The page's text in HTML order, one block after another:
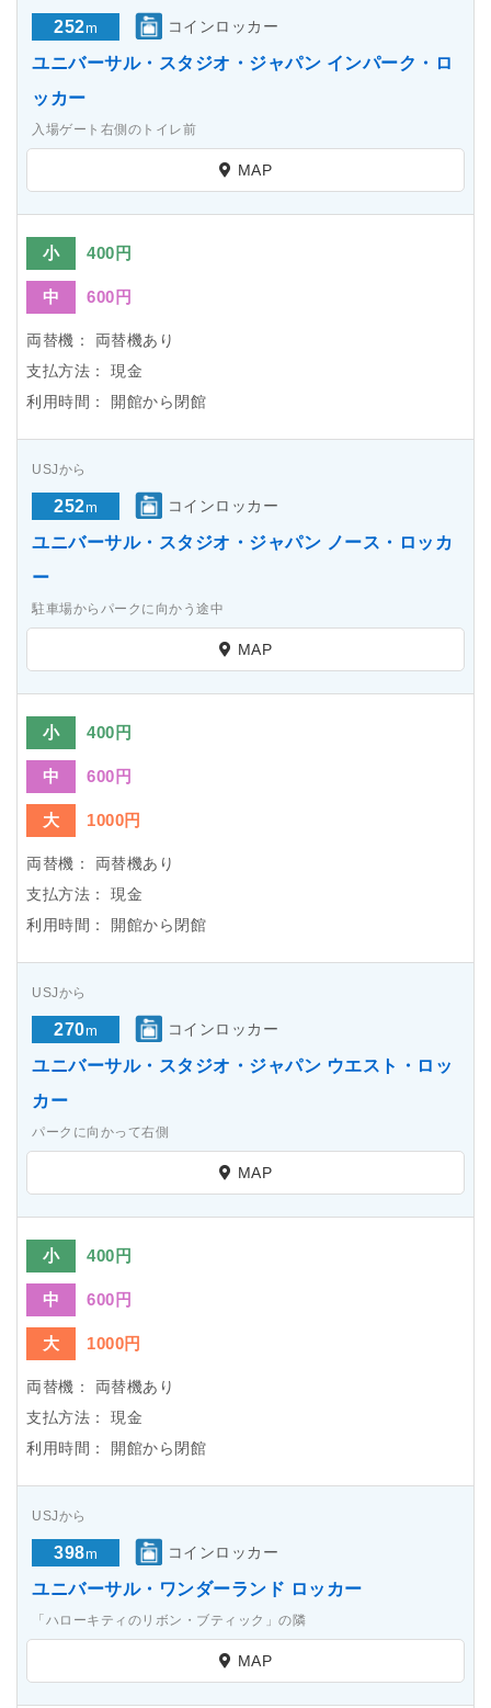
252m コインロッカー
ユニバーサル・スタジオ・ジャパン インパーク・ロ
ッカー
入場ゲート右側のトイレ前
MAP
小 400円
中 600円
両替機：
両替機あり
支払方法：
現金
利用時間：
開館から閉館
USJから
252m コインロッカー
ユニバーサル・スタジオ・ジャパン ノース・ロッカ
ー
駐車場からパークに向かう途中
MAP
小 400円
中 600円
大 1000円
両替機：
両替機あり
支払方法：
現金
利用時間：
開館から閉館
USJから
270m コインロッカー
ユニバーサル・スタジオ・ジャパン ウエスト・ロッ
カー
パークに向かって右側
MAP
小 400円
中 600円
大 1000円
両替機：
両替機あり
支払方法：
現金
利用時間：
開館から閉館
USJから
398m コインロッカー
ユニバーサル・ワンダーランド ロッカー
「ハローキティのリボン・ブティック」の隣
MAP